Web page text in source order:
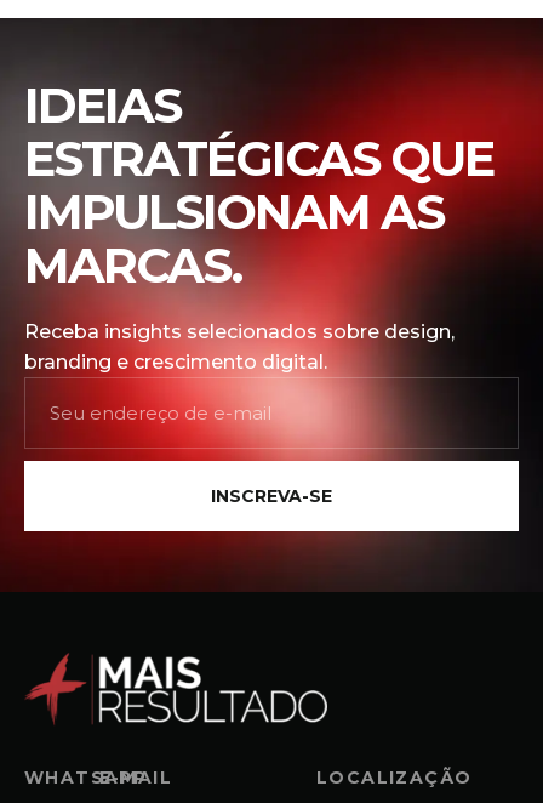
IDEIAS
ESTRATÉGICAS QUE
IMPULSIONAM AS
MARCAS.
Receba insights selecionados sobre design,
branding e crescimento digital.
INSCREVA-SE
WHATSAPP
E-MAIL LOCALIZAÇÃO